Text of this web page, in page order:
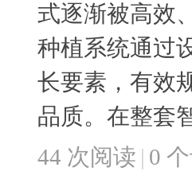
式逐渐被高效
种植系统通过
长要素，有效
品质。在整套
44 次阅读 | 0